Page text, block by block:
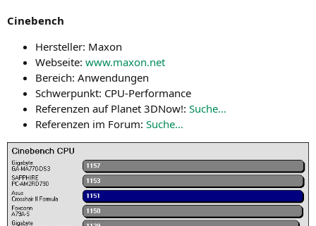
Cine­bench
Her­stel­ler: Maxon
Web­sei­te: www.maxon.net
Bereich: Anwen­dun­gen
Schwer­punkt: CPU-Performance
Refe­ren­zen auf Pla­net 3DNow!: Suche…
Refe­ren­zen im Forum: Suche…